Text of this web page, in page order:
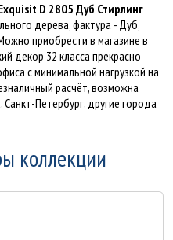
D 2805 Дуб Стирлинг
дерева, фактура - Дуб,
приобрести в магазине в
декор 32 класса прекрасно
с минимальной нагрузкой на
расчёт, возможна
Петербург, другие города
коллекции